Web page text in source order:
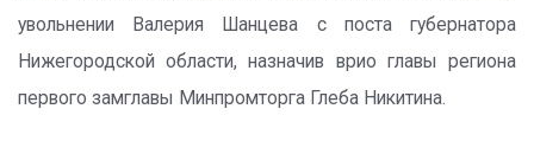
увольнении Валерия Шанцева с поста губернатора
Нижегородской области, назначив врио главы региона
первого замглавы Минпромторга Глеба Никитина.